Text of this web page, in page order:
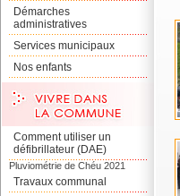
Démarches
administratives
Services municipaux
Nos enfants
Comment utiliser un
défibrillateur (DAE)
Pluviométrie de Chéu 2021
Travaux communal